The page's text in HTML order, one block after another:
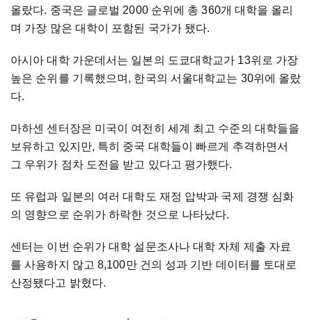
올랐다. 중국은 글로벌 2000 순위에 총 360개 대학을 올리
며 가장 많은 대학이 포함된 국가가 됐다.
아시아 대학 가운데서는 일본의 도쿄대학교가 13위로 가장
높은 순위를 기록했으며, 한국의 서울대학교는 30위에 올랐
다.
마하센 센터장은 미국이 여전히 세계 최고 수준의 대학들을
보유하고 있지만, 특히 중국 대학들이 빠르게 추격하면서
그 우위가 점차 도전을 받고 있다고 평가했다.
또 유럽과 일본의 여러 대학도 재정 압박과 국제 경쟁 심화
의 영향으로 순위가 하락한 것으로 나타났다.
센터는 이번 순위가 대학 설문조사나 대학 자체 제출 자료
를 사용하지 않고 8,100만 건의 성과 기반 데이터를 토대로
산정됐다고 밝혔다.